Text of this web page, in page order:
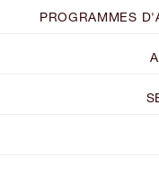
PROGRAMMES